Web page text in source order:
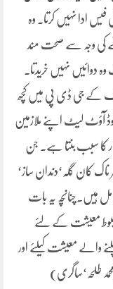
ادا نہیں کرتا۔ وہ
کی وجہ سے صحت مند
نہیں خریدتا۔
کے جی ڈی پی میں کچھ
آؤٹ لیٹ اپنے ملازمین
روزگار کا سبب بنتا ہے۔ جن
ناک کان گلہ‘دندان ساز‘
ہیں۔چنانچہ یہ بات
معیشت کے لئے
والے معیشت کیلئے اور
طلحہ‘ساگری)